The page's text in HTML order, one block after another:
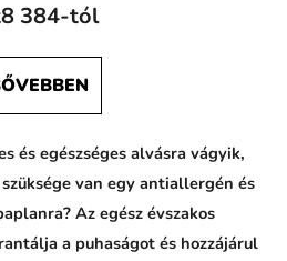
384-tól
és egészséges alvásra vágyik,
van egy antiallergén és
Az egész évszakos
a puhaságot és hozzájárul